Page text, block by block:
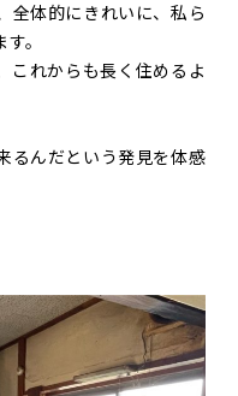
全体的にきれいに、私ら
。
これからも長く住めるよ
るんだという発見を体感